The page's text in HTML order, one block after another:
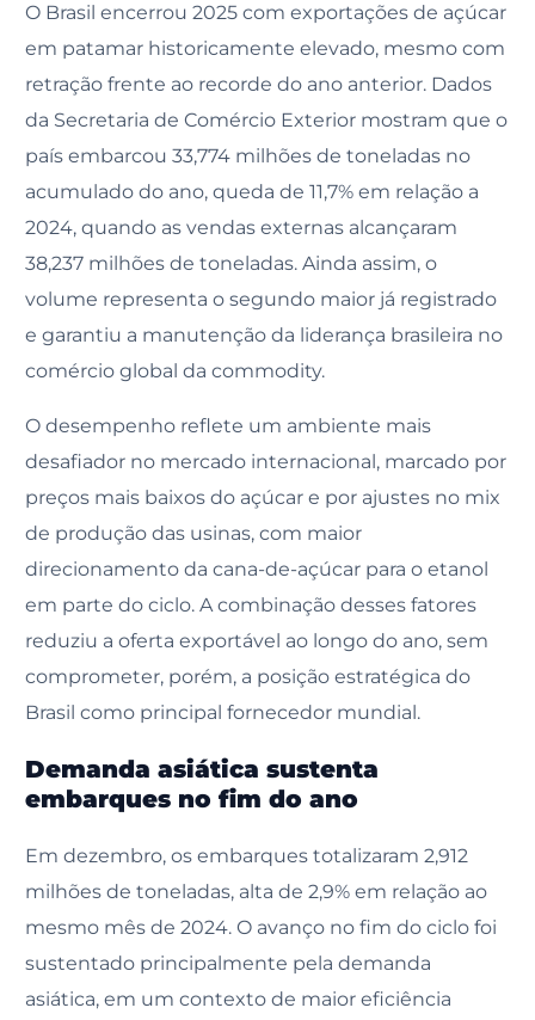
O Brasil encerrou 2025 com exportações de açúcar
em patamar historicamente elevado, mesmo com
retração frente ao recorde do ano anterior. Dados
da Secretaria de Comércio Exterior mostram que o
país embarcou 33,774 milhões de toneladas no
acumulado do ano, queda de 11,7% em relação a
2024, quando as vendas externas alcançaram
38,237 milhões de toneladas. Ainda assim, o
volume representa o segundo maior já registrado
e garantiu a manutenção da liderança brasileira no
comércio global da commodity.
O desempenho reflete um ambiente mais
desafiador no mercado internacional, marcado por
preços mais baixos do açúcar e por ajustes no mix
de produção das usinas, com maior
direcionamento da cana-de-açúcar para o etanol
em parte do ciclo. A combinação desses fatores
reduziu a oferta exportável ao longo do ano, sem
comprometer, porém, a posição estratégica do
Brasil como principal fornecedor mundial.
Demanda asiática sustenta
embarques no fim do ano
Em dezembro, os embarques totalizaram 2,912
milhões de toneladas, alta de 2,9% em relação ao
mesmo mês de 2024. O avanço no fim do ciclo foi
sustentado principalmente pela demanda
asiática, em um contexto de maior eficiência